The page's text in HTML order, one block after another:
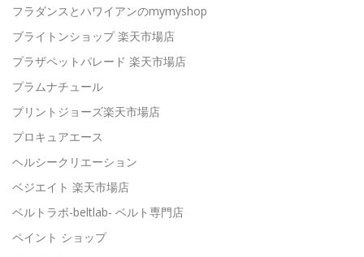
フラダンスとハワイアンのmymyshop
ブライトンショップ 楽天市場店
プラザペットパレード 楽天市場店
プラムナチュール
プリントジョーズ楽天市場店
プロキュアエース
ヘルシークリエーション
ベジエイト 楽天市場店
ベルトラボ-beltlab- ベルト専門店
ペイント ショップ